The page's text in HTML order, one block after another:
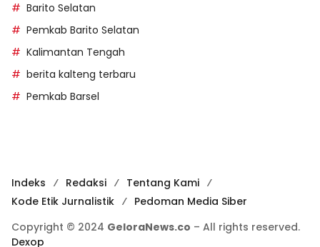
Barito Selatan
Pemkab Barito Selatan
Kalimantan Tengah
berita kalteng terbaru
Pemkab Barsel
Indeks Redaksi
Tentang Kami
Kode Etik Jurnalistik
Pedoman Media Siber
Copyright © 2024 GeloraNews.co – All rights reserved.
Dexop